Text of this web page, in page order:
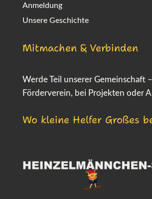
Anmeldung
Unsere Geschichte
Mitmachen & Verbinden
Werde Teil unserer Gemeinschaft
Förderverein, bei Projekten oder
Wo kleine Helfer Großes